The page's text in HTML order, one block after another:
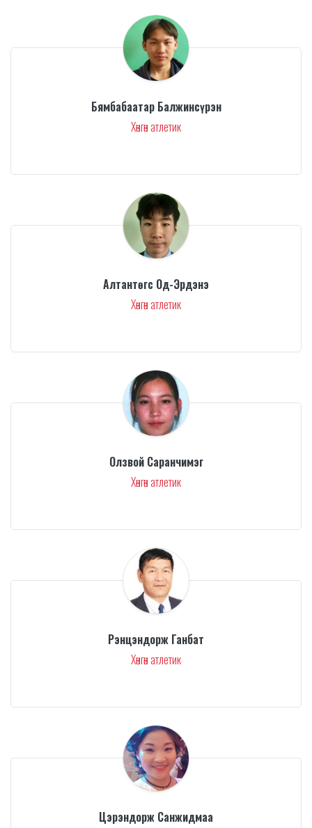
Бямбабаатар Балжинсүрэн
Хөнгөн атлетик
Алтантөгс Од-Эрдэнэ
Хөнгөн атлетик
Олзвой Саранчимэг
Хөнгөн атлетик
Рэнцэндорж Ганбат
Хөнгөн атлетик
Цэрэндорж Санжидмаа